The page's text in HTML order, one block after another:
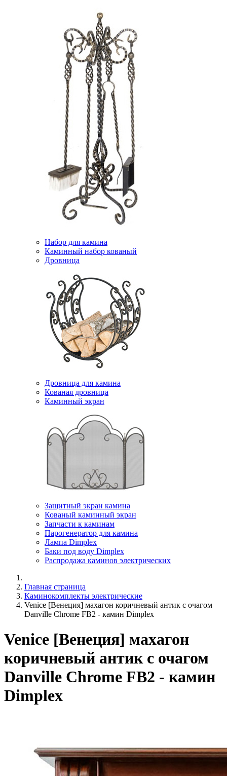
Набор для камина
Каминный набор кованый
Дровница
Дровница для камина
Кованая дровница
Каминный экран
Защитный экран камина
Кованый каминный экран
Запчасти к каминам
Парогенератор для камина
Лампа Dimplex
Баки под воду Dimplex
Распродажа каминов электрических
Главная страница
Каминокомплекты электрические
Venice [Венеция] махагон коричневый антик с очагом
Danville Chrome FB2 - камин Dimplex
Venice [Венеция] махагон
коричневый антик с очагом
Danville Chrome FB2 - камин
Dimplex